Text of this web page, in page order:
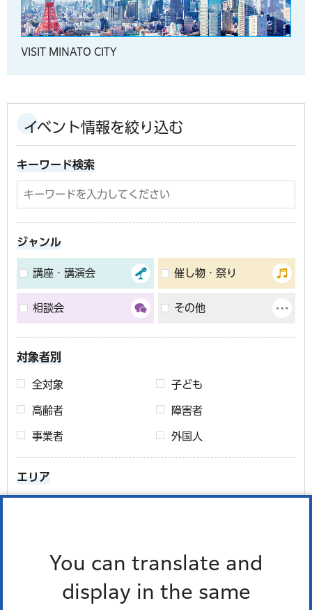
You can translate and
display in the same
VISIT MINATO CITY
イベント情報を絞り込む
キーワード検索
ジャンル
講座・講演会 催し物・祭り
相談会 その他
対象者別
全対象 子ども
高齢者 障害者
事業者 外国人
エリア
芝浦港南地区 エリアについて